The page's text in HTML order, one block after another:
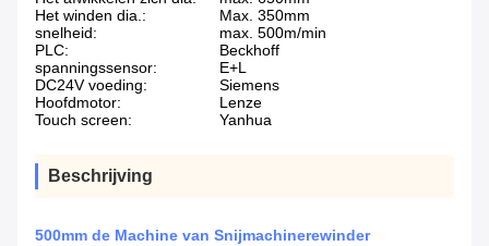
Het winden dia.:
Max. 350mm
snelheid:
max. 500m/min
PLC:
Beckhoff
spanningssensor:
E+L
DC24V voeding:
Siemens
Hoofdmotor:
Lenze
Touch screen:
Yanhua
Beschrijving
500mm de Machine van Snijmachinerewinder